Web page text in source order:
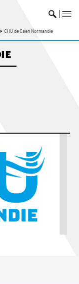
CHU de Caen Normandie